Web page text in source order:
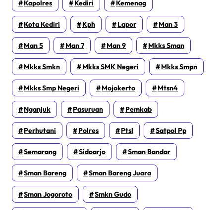
Kapolres Kediri Kemenag
Kota Kediri Kph Lapor Man 3
Man 5 Man 7 Man 9 Mkks Sman
Mkks Smkn Mkks SMK Negeri Mkks Smpn
Mkks Smp Negeri Mojokerto Mtsn4
Nganjuk Pasuruan Pemkab
Perhutani Polres Ptsl Satpol Pp
Semarang Sidoarjo Sman Bandar
Sman Bareng Sman Bareng Juara
Sman Jogoroto Smkn Gudo